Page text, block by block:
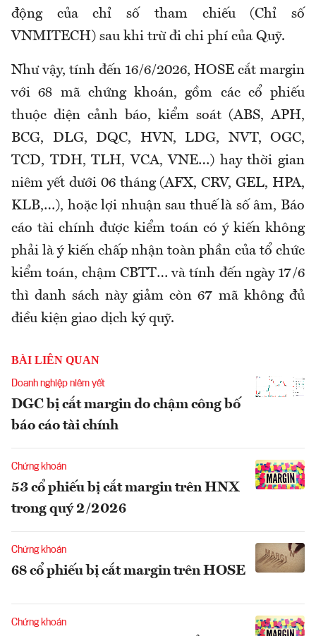
động của chỉ số tham chiếu (Chỉ số
VNMITECH) sau khi trừ đi chi phí của Quỹ.
Như vậy, tính đến 16/6/2026, HOSE cắt margin
với 68 mã chứng khoán, gồm các cổ phiếu
thuộc diện cảnh báo, kiểm soát (ABS, APH,
BCG, DLG, DQC, HVN, LDG, NVT, OGC,
TCD, TDH, TLH, VCA, VNE…) hay thời gian
niêm yết dưới 06 tháng (AFX, CRV, GEL, HPA,
KLB,…), hoặc lợi nhuận sau thuế là số âm, Báo
cáo tài chính được kiểm toán có ý kiến không
phải là ý kiến chấp nhận toàn phần của tổ chức
kiểm toán, chậm CBTT… và tính đến ngày 17/6
thì danh sách này giảm còn 67 mã không đủ
điều kiện giao dịch ký quỹ.
BÀI LIÊN QUAN
Doanh nghiệp niêm yết
DGC bị cắt margin do chậm công bố
báo cáo tài chính
Chứng khoán
53 cổ phiếu bị cắt margin trên HNX
trong quý 2/2026
Chứng khoán
68 cổ phiếu bị cắt margin trên HOSE
Chứng khoán